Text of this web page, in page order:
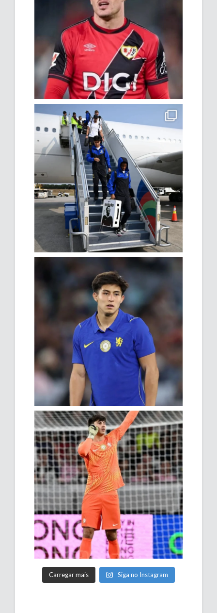
Carregar mais Siga no Instagram